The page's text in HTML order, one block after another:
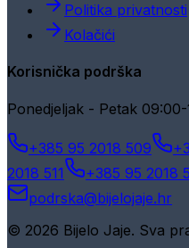
Politika privatnosti
Kolačići
Korisnička podrška
Ponedjeljak - Petak 09:00-
+385 95 2018 509
2018 511
+385 95 2018
podrska@bijelojaje.hr
© 2026 Bijelo Jaje. Sva